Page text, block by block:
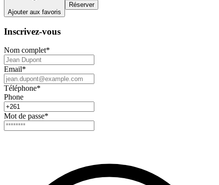
Ajouter aux favoris
Réserver
Inscrivez-vous
Nom complet*
Email*
Téléphone*
Phone
Mot de passe*